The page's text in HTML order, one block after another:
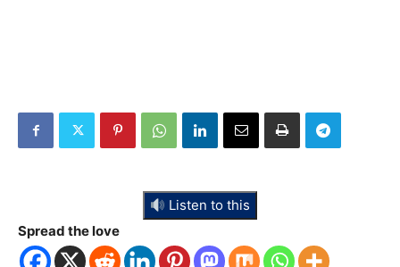
Listen to this
Spread the love